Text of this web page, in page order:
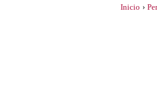
Inicio ›